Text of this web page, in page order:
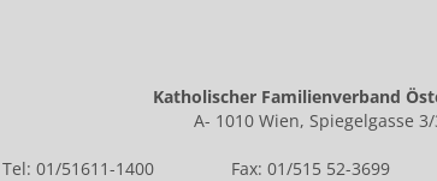
Katholischer Familienverband
A- 1010 Wien, Spiegelgasse
Tel: 01/51611-1400 Fax: 01/515 52-3699